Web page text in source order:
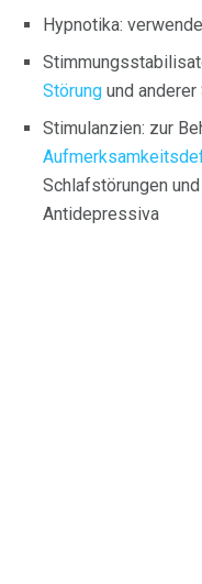
Hypnotika:
Störung und
Stimulanzien: zur
Schlafstörungen
Antidepressiva